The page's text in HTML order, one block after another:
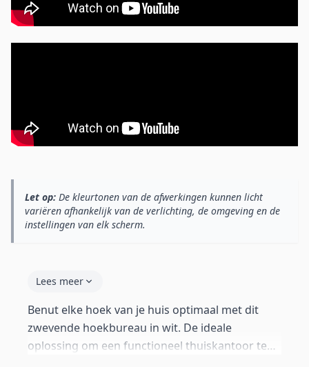
Let op: De kleurtonen van de afwerkingen kunnen licht
variëren afhankelijk van de verlichting, de omgeving en de
instellingen van elk scherm.
Lees meer
Benut elke hoek van je huis optimaal met dit
zwevende hoekbureau in wit. De ideale
oplossing om een functioneel thuiskantoor te